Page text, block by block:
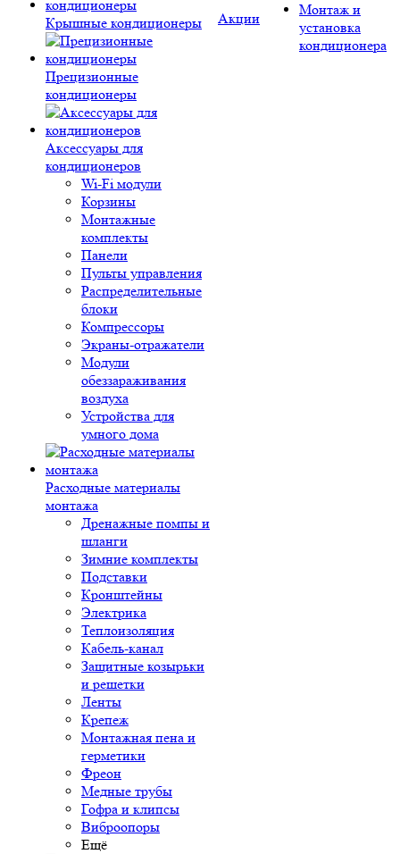
Крышные кондиционеры
Прецизионные
кондиционеры
Аксессуары для
кондиционеров
Wi-Fi модули
Корзины
Монтажные
комплекты
Панели
Пульты управления
Распределительные
блоки
Компрессоры
Экраны-отражатели
Модули
обеззараживания
воздуха
Устройства для
умного дома
Расходные материалы
монтажа
Дренажные помпы и
шланги
Зимние комплекты
Подставки
Кронштейны
Электрика
Теплоизоляция
Кабель-канал
Защитные козырьки
и решетки
Ленты
Крепеж
Монтажная пена и
герметики
Фреон
Медные трубы
Гофра и клипсы
Виброопоры
Ещё
Акции
Монтаж и
установка
кондиционера